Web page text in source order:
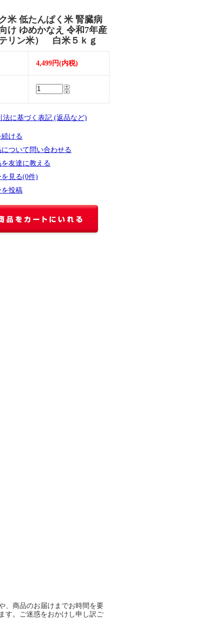
米 低たんぱく米 腎臓病
け ゆめかなえ 令和7年産
テリン米） 白米５ｋｇ
4,499円(内税)
法に基づく表記 (返品など)
ける
について問い合わせる
友達に教える
を見る(0件)
を投稿
、商品のお届けまでお時間を要
す。ご迷惑をおかけし申し訳ご